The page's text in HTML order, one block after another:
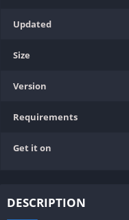
Updated
Size
Version
Requirements
Get it on
DESCRIPTION